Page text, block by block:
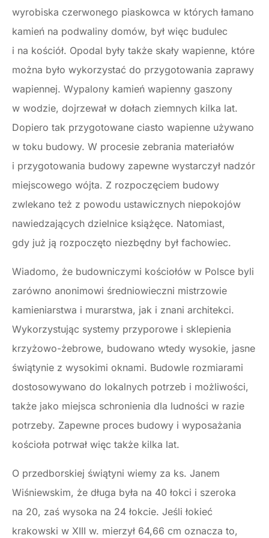
wyrobiska czerwonego piaskowca w których łamano
kamień na podwaliny domów, był więc budulec
i na kościół. Opodal były także skały wapienne, które
można było wykorzystać do przygotowania zaprawy
wapiennej. Wypalony kamień wapienny gaszony
w wodzie, dojrzewał w dołach ziemnych kilka lat.
Dopiero tak przygotowane ciasto wapienne używano
w toku budowy. W procesie zebrania materiałów
i przygotowania budowy zapewne wystarczył nadzór
miejscowego wójta. Z rozpoczęciem budowy
zwlekano też z powodu ustawicznych niepokojów
nawiedzających dzielnice książęce. Natomiast,
gdy już ją rozpoczęto niezbędny był fachowiec.
Wiadomo, że budowniczymi kościołów w Polsce byli
zarówno anonimowi średniowieczni mistrzowie
kamieniarstwa i murarstwa, jak i znani architekci.
Wykorzystując systemy przyporowe i sklepienia
krzyżowo-żebrowe, budowano wtedy wysokie, jasne
świątynie z wysokimi oknami. Budowle rozmiarami
dostosowywano do lokalnych potrzeb i możliwości,
także jako miejsca schronienia dla ludności w razie
potrzeby. Zapewne proces budowy i wyposażania
kościoła potrwał więc także kilka lat.
O przedborskiej świątyni wiemy za ks. Janem
Wiśniewskim, że długa była na 40 łokci i szeroka
na 20, zaś wysoka na 24 łokcie. Jeśli łokieć
krakowski w XIII w. mierzył 64,66 cm oznacza to,